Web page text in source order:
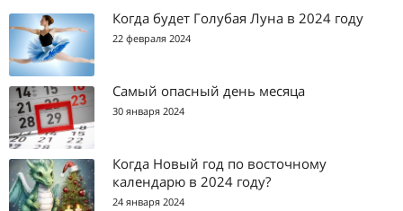
Когда будет Голубая Луна в 2024 году
22 февраля 2024
Самый опасный день месяца
30 января 2024
Когда Новый год по восточному
календарю в 2024 году?
24 января 2024